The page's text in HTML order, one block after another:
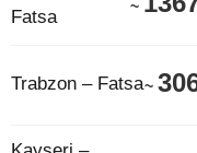
Fatsa
~
Trabzon – Fatsa~